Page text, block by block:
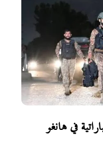
في هانغو